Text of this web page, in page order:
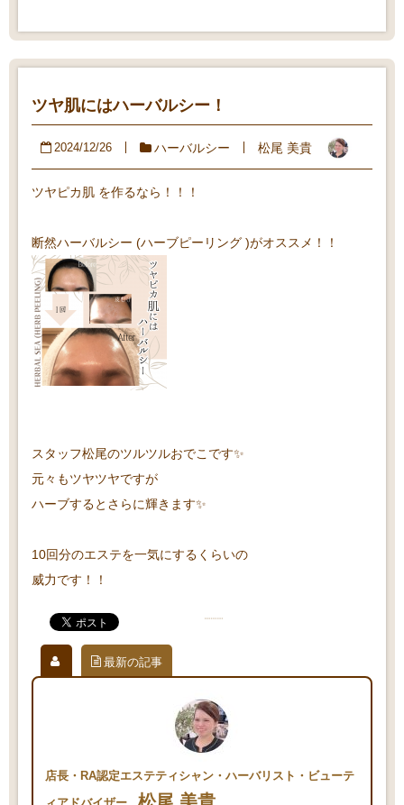
ツヤ肌にはハーバルシー！
2024/12/26 ハーバルシー 松尾 美貴
ツヤピカ肌 を作るなら！！！
断然ハーバルシー (ハーブピーリング )がオススメ！！
スタッフ松尾のツルツルおでこです✨
元々もツヤツヤですが
ハーブするとさらに輝きます✨
10回分のエステを一気にするくらいの
威力です！！
最新の記事
店長・RA認定エステティシャン・ハーバリスト・ビューテ